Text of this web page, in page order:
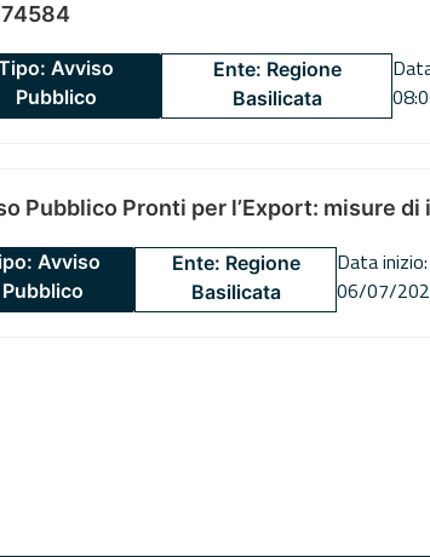
Avviso
Pubblico
Ente: Regione
Basilicata
Pubblico Pronti per l’Export: misure
Avviso
Pubblico
Ente: Regione
Basilicata
Data inizio:
06/07/